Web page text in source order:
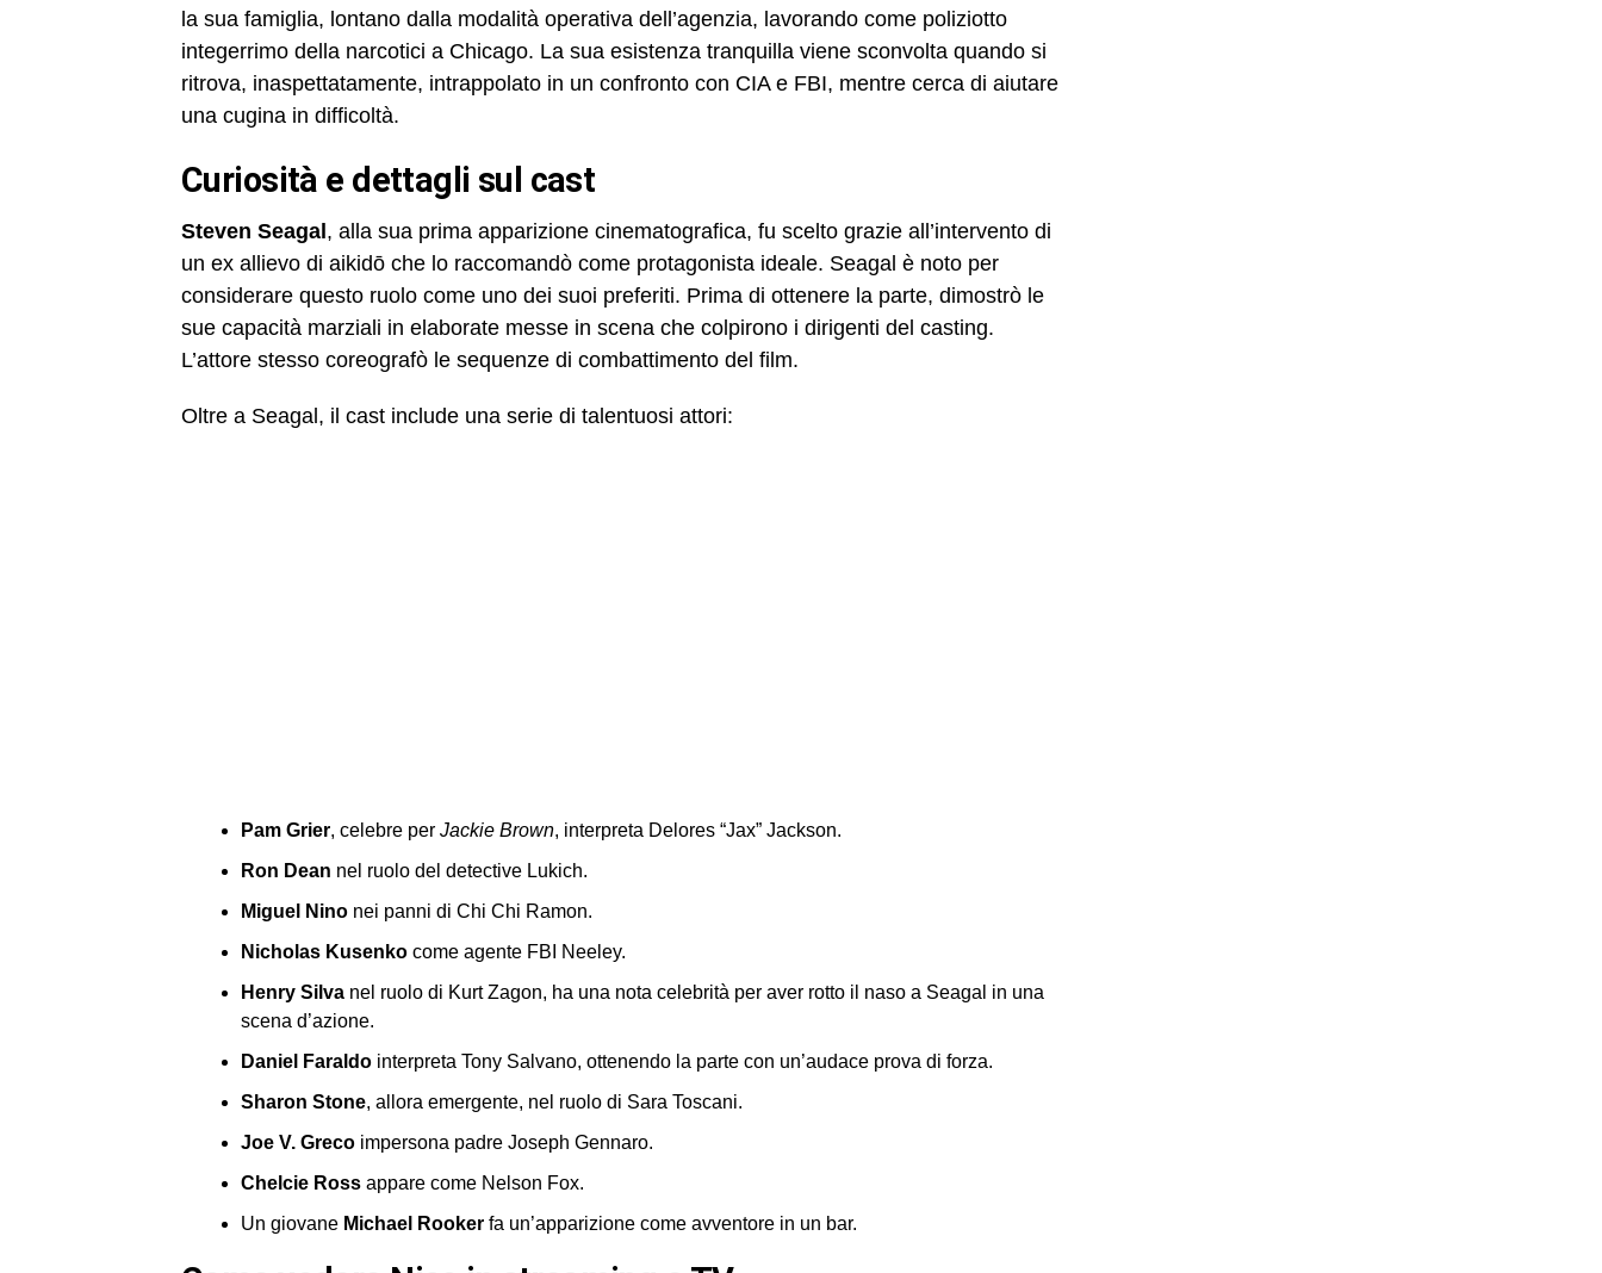
la sua famiglia, lontano dalla modalità operativa dell’agenzia, lavorando come poliziotto
integerrimo della narcotici a Chicago. La sua esistenza tranquilla viene sconvolta quando si
ritrova, inaspettatamente, intrappolato in un confronto con CIA e FBI, mentre cerca di aiutare
una cugina in difficoltà.
Curiosità e dettagli sul cast
Steven Seagal, alla sua prima apparizione cinematografica, fu scelto grazie all’intervento di
un ex allievo di aikidō che lo raccomandò come protagonista ideale. Seagal è noto per
considerare questo ruolo come uno dei suoi preferiti. Prima di ottenere la parte, dimostrò le
sue capacità marziali in elaborate messe in scena che colpirono i dirigenti del casting.
L’attore stesso coreografò le sequenze di combattimento del film.
Oltre a Seagal, il cast include una serie di talentuosi attori:
Pam Grier, celebre per Jackie Brown, interpreta Delores “Jax” Jackson.
Ron Dean nel ruolo del detective Lukich.
Miguel Nino nei panni di Chi Chi Ramon.
Nicholas Kusenko come agente FBI Neeley.
Henry Silva nel ruolo di Kurt Zagon, ha una nota celebrità per aver rotto il naso a Seagal in una
scena d’azione.
Daniel Faraldo interpreta Tony Salvano, ottenendo la parte con un’audace prova di forza.
Sharon Stone, allora emergente, nel ruolo di Sara Toscani.
Joe V. Greco impersona padre Joseph Gennaro.
Chelcie Ross appare come Nelson Fox.
Un giovane Michael Rooker fa un’apparizione come avventore in un bar.